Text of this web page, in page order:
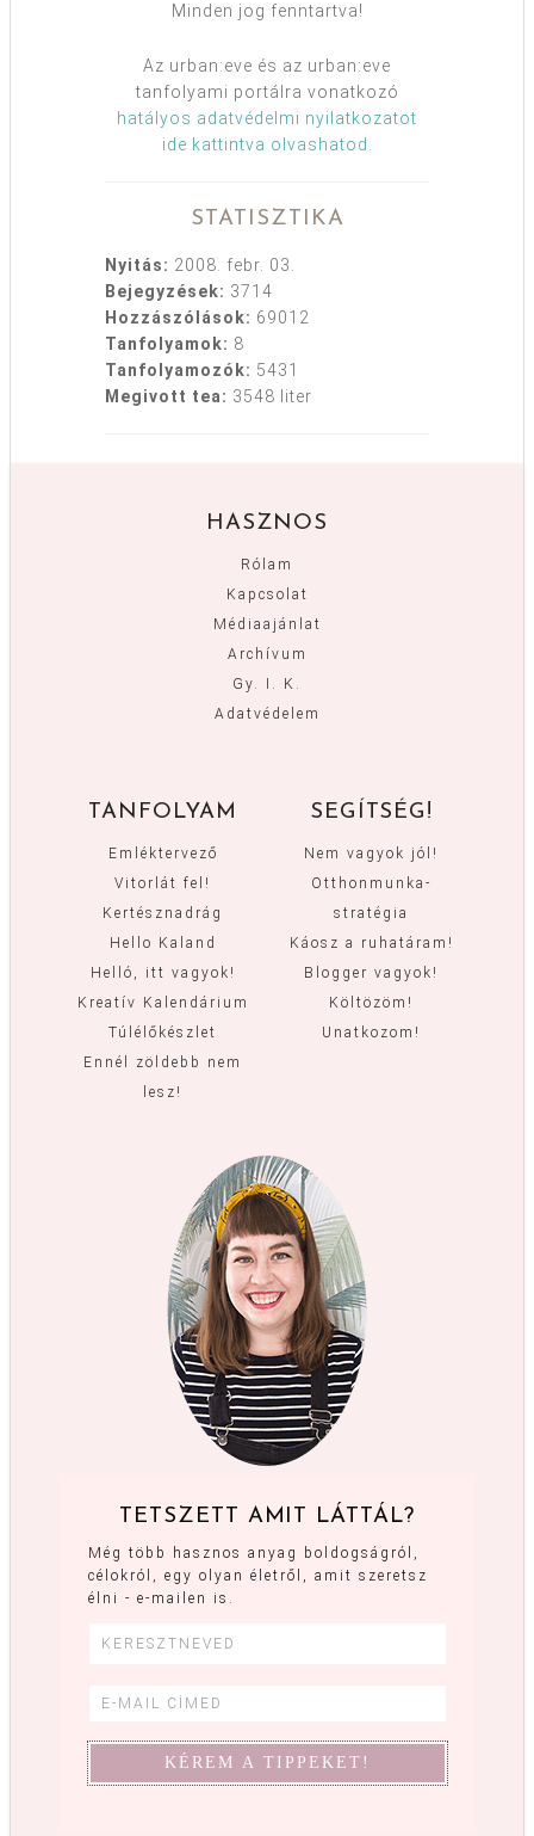
Minden jog fenntartva!
Az urban:eve és az urban:eve
tanfolyami portálra vonatkozó
hatályos adatvédelmi nyilatkozatot
ide kattintva olvashatod .
STATISZTIKA
Nyitás: 2008. febr. 03.
Bejegyzések: 3714
Hozzászólások: 69012
Tanfolyamok: 8
Tanfolyamozók: 5431
Megivott tea: 3548 liter
HASZNOS
Rólam
Kapcsolat
Médiaajánlat
Archívum
Gy. I. K.
Adatvédelem
TANFOLYAM
Emléktervező
Vitorlát fel!
Kertésznadrág
Hello Kaland
Helló, itt vagyok!
Kreatív Kalendárium
Túlélőkészlet
Ennél zöldebb nem
lesz!
SEGÍTSÉG!
Nem vagyok jól!
Otthonmunka-
stratégia
Káosz a ruhatáram!
Blogger vagyok!
Költözöm!
Unatkozom!
TETSZETT AMIT LÁTTÁL?
Még több hasznos anyag boldogságról,
célokról, egy olyan életről, amit szeretsz
élni - e-mailen is.